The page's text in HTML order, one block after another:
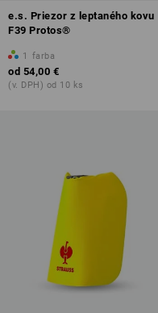
e.s. Priezor z leptaného kovu
F39 Protos®
1 farba
od 54,00 €
(v. DPH) od 10 ks